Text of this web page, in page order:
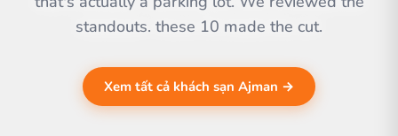
standouts. these 10 made the cut.
Xem tất cả khách sạn Ajman →